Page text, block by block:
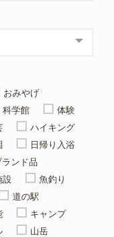
おみやげ
科学館
体験
ハイキング
日帰り入浴
ンド品
設
魚釣り
道の駅
キャンプ
山岳